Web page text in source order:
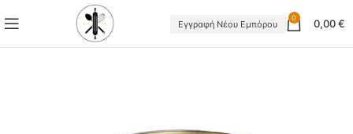
Εγγραφή Νέου Εμπόρου
0 0,00€